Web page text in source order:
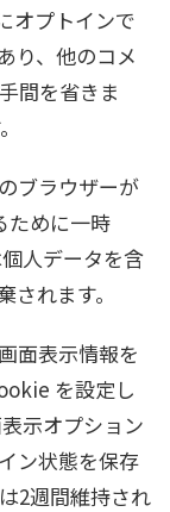
オプトインで
り、他のコメ
間を省きま
ブラウザーが
ために一時
人データを含
れます。
面表示情報を
を設定し
示オプション
ン状態を保存
2週間維持され